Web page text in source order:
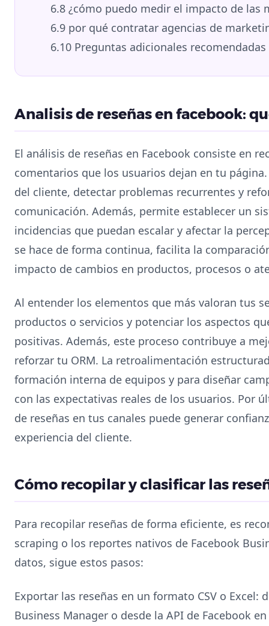
6.8 ¿cómo puedo medir el impacto de las
6.9 por qué contratar agencias de
6.10 Preguntas adicionales recomendadas
Analisis de reseñas en facebook:
El análisis de reseñas en Facebook consiste en
comentarios que los usuarios dejan en tu
del cliente, detectar problemas recurrentes y
comunicación. Además, permite establecer un
incidencias que puedan escalar y afectar la
se hace de forma continua, facilita la
impacto de cambios en productos, procesos o
Al entender los elementos que más valoran tus
productos o servicios y potenciar los aspectos
positivas. Además, este proceso contribuye a
reforzar tu ORM. La retroalimentación
formación interna de equipos y para diseñar
con las expectativas reales de los usuarios. Por
de reseñas en tus canales puede generar
experiencia del cliente.
Cómo recopilar y clasificar las
Para recopilar reseñas de forma eficiente, es
scraping o los reportes nativos de Facebook
datos, sigue estos pasos:
Exportar las reseñas en un formato CSV o Excel:
Business Manager o desde la API de Facebook